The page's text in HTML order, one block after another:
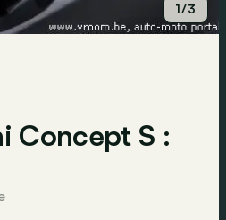
1/3
Concept S :